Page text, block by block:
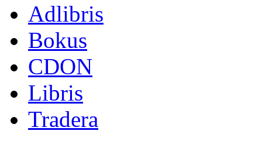
Adlibris
Bokus
CDON
Libris
Tradera